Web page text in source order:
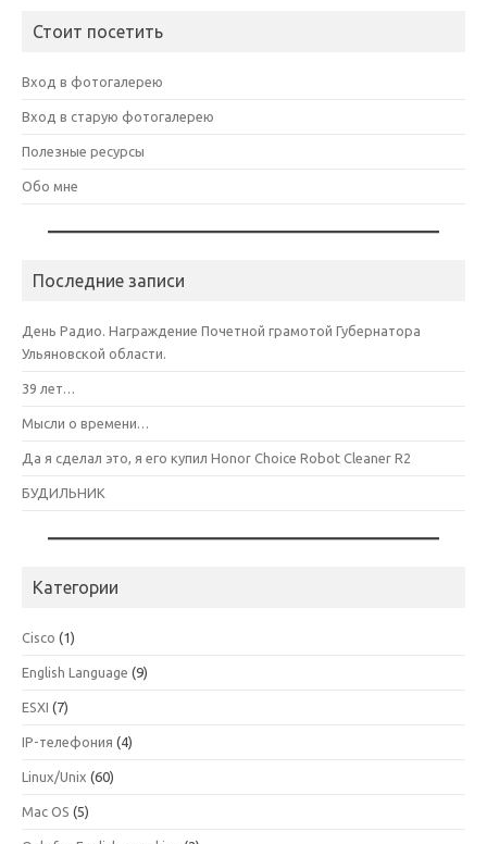
Стоит посетить
Вход в фотогалерею
Вход в старую фотогалерею
Полезные ресурсы
Обо мне
Последние записи
День Радио. Награждение Почетной грамотой Губернатора
Ульяновской области.
39 лет…
Мысли о времени…
Да я сделал это, я его купил Honor Choice Robot Cleaner R2
БУДИЛЬНИК
Категории
Cisco (1)
English Language (9)
ESXI (7)
IP-телефония (4)
Linux/Unix (60)
Mac OS (5)